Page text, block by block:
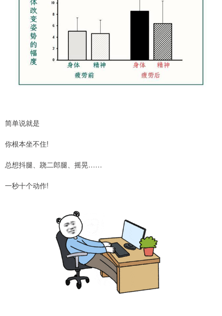
简单说就是
你根本坐不住!
总想抖腿、跷二郎腿、摇晃……
一秒十个动作!